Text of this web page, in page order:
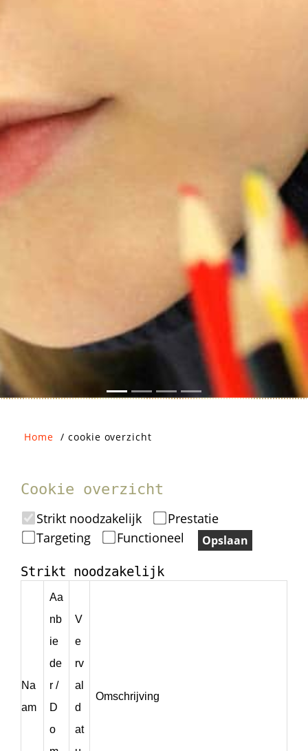
Home / cookie overzicht
Cookie overzicht
Strikt noodzakelijk
Prestatie
Targeting
Functioneel Opslaan
Strikt noodzakelijk
Na
am
Aa
nb
ie
de
r /
D
o
V
e
rv
al
d
at
Omschrijving